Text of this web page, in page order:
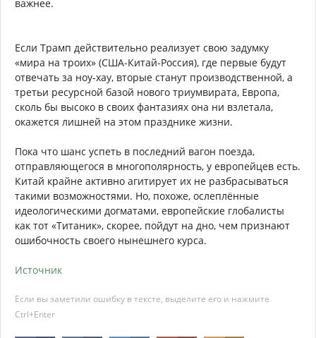
важнее.
Если Трамп действительно реализует свою задумку
«мира на троих» (США-Китай-Россия), где первые будут
отвечать за ноу-хау, вторые станут производственной, а
третьи ресурсной базой нового триумвирата, Европа,
сколь бы высоко в своих фантазиях она ни взлетала,
окажется лишней на этом празднике жизни.
Пока что шанс успеть в последний вагон поезда,
отправляющегося в многополярность, у европейцев есть.
Китай крайне активно агитирует их не разбрасываться
такими возможностями. Но, похоже, ослеплённые
идеологическими догматами, европейские глобалисты
как тот «Титаник», скорее, пойдут на дно, чем признают
ошибочность своего нынешнего курса.
Источник
Если вы заметили ошибку в тексте, выделите его и нажмите
Ctrl+Enter